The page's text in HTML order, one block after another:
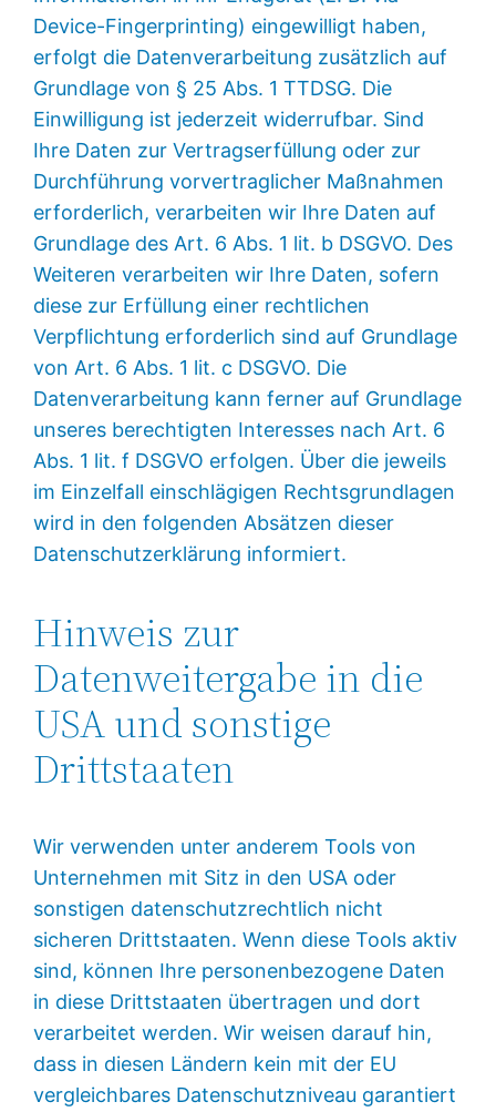
Device-Fingerprinting) eingewilligt haben,
erfolgt die Datenverarbeitung zusätzlich auf
Grundlage von § 25 Abs. 1 TTDSG. Die
Einwilligung ist jederzeit widerrufbar. Sind
Ihre Daten zur Vertragserfüllung oder zur
Durchführung vorvertraglicher Maßnahmen
erforderlich, verarbeiten wir Ihre Daten auf
Grundlage des Art. 6 Abs. 1 lit. b DSGVO. Des
Weiteren verarbeiten wir Ihre Daten, sofern
diese zur Erfüllung einer rechtlichen
Verpflichtung erforderlich sind auf Grundlage
von Art. 6 Abs. 1 lit. c DSGVO. Die
Datenverarbeitung kann ferner auf Grundlage
unseres berechtigten Interesses nach Art. 6
Abs. 1 lit. f DSGVO erfolgen. Über die jeweils
im Einzelfall einschlägigen Rechtsgrundlagen
wird in den folgenden Absätzen dieser
Datenschutzerklärung informiert.
Hinweis zur
Datenweitergabe in die
USA und sonstige
Drittstaaten
Wir verwenden unter anderem Tools von
Unternehmen mit Sitz in den USA oder
sonstigen datenschutzrechtlich nicht
sicheren Drittstaaten. Wenn diese Tools aktiv
sind, können Ihre personenbezogene Daten
in diese Drittstaaten übertragen und dort
verarbeitet werden. Wir weisen darauf hin,
dass in diesen Ländern kein mit der EU
vergleichbares Datenschutzniveau garantiert